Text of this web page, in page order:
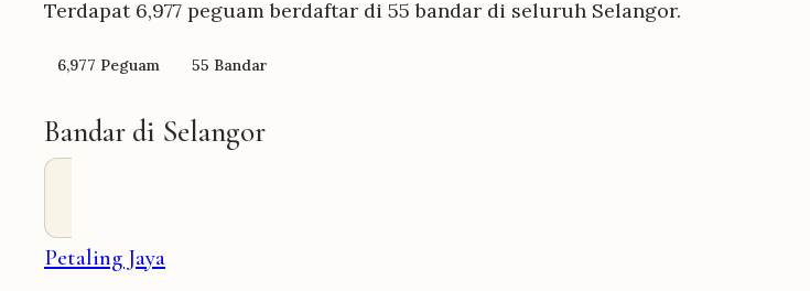
Terdapat 6,977 peguam berdaftar di 55 bandar di seluruh Selangor.
6,977 Peguam 55 Bandar
Bandar di Selangor
Petaling Jaya